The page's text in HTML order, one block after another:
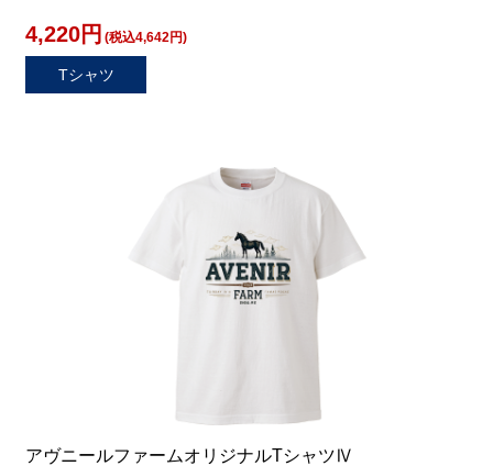
4,220円 (税込4,642円)
Tシャツ
アヴニールファームオリジナルTシャツⅣ